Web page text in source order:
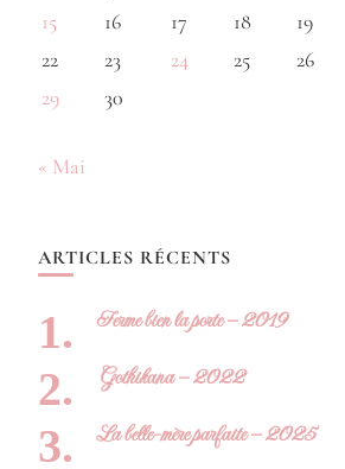
15
16 17 18 19
22
23 24 25 26
29
30
« Mai
ARTICLES RÉCENTS
Ferme bien la porte – 2019
Gothikana – 2022
La belle-mère parfaite – 2025